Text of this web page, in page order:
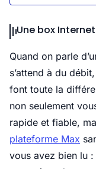
Une box
Quand on parle
s’attend à du
font toute la
non seulement
rapide et fiable,
plateforme Max
vous avez bien lu